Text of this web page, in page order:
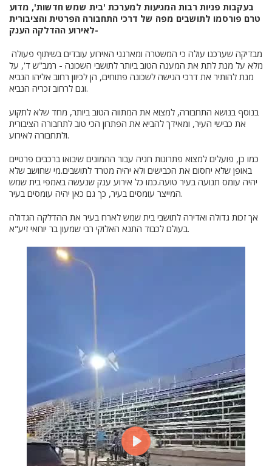
בעקבות פניות רבות המגיעות למערכת 'בית שמש חדשות', מדוע
טרם פורסמו לתושבים מפה של דרכי התחבורה הפרטית והציבורית
לאירוע ההדלקה הענק-
מלא על מנת לתת את המענה הטוב ביותר לתושבי השכונה - רמב"ש ד', על
מנת להותיר את דרכי הגישה לשכונה פתוחים, הן לכיוון רחוב אליהו הנביא
וגם לרחוב זכריה הנביא.
בנוסף בנושא התחבורה, למצוא את המתווה הטוב ביותר, מחד שלא לתקוע
את כבישי העיר, ומאידך להביא את הפתרון הכי טוב לתחבורה הציבורית
ולתחבורה לאירוע.
כמו כן, פועלים למצוא פתרונות חניה עבור ההמונים שיבואו ברכבים פרטיים
באופן שלא יחסום את הכבישים ולא יהיה מטרד לתושבים.מי שחושב שלא
יהיה עומס תנועה בעיר טועה.כמו כל אירוע ענק שנעשה באמפי בית שמש
המייצר עומסים בעיר, כך גם כאן יהיה עומסים בעיר.
אך זכות גדולה ואדירה לתושבי בית שמש לארח בעיר את ההדלקה הגדולה
בעולם לכבוד התנא האלוקי רבי שמעון בר יוחאי זיע"א.